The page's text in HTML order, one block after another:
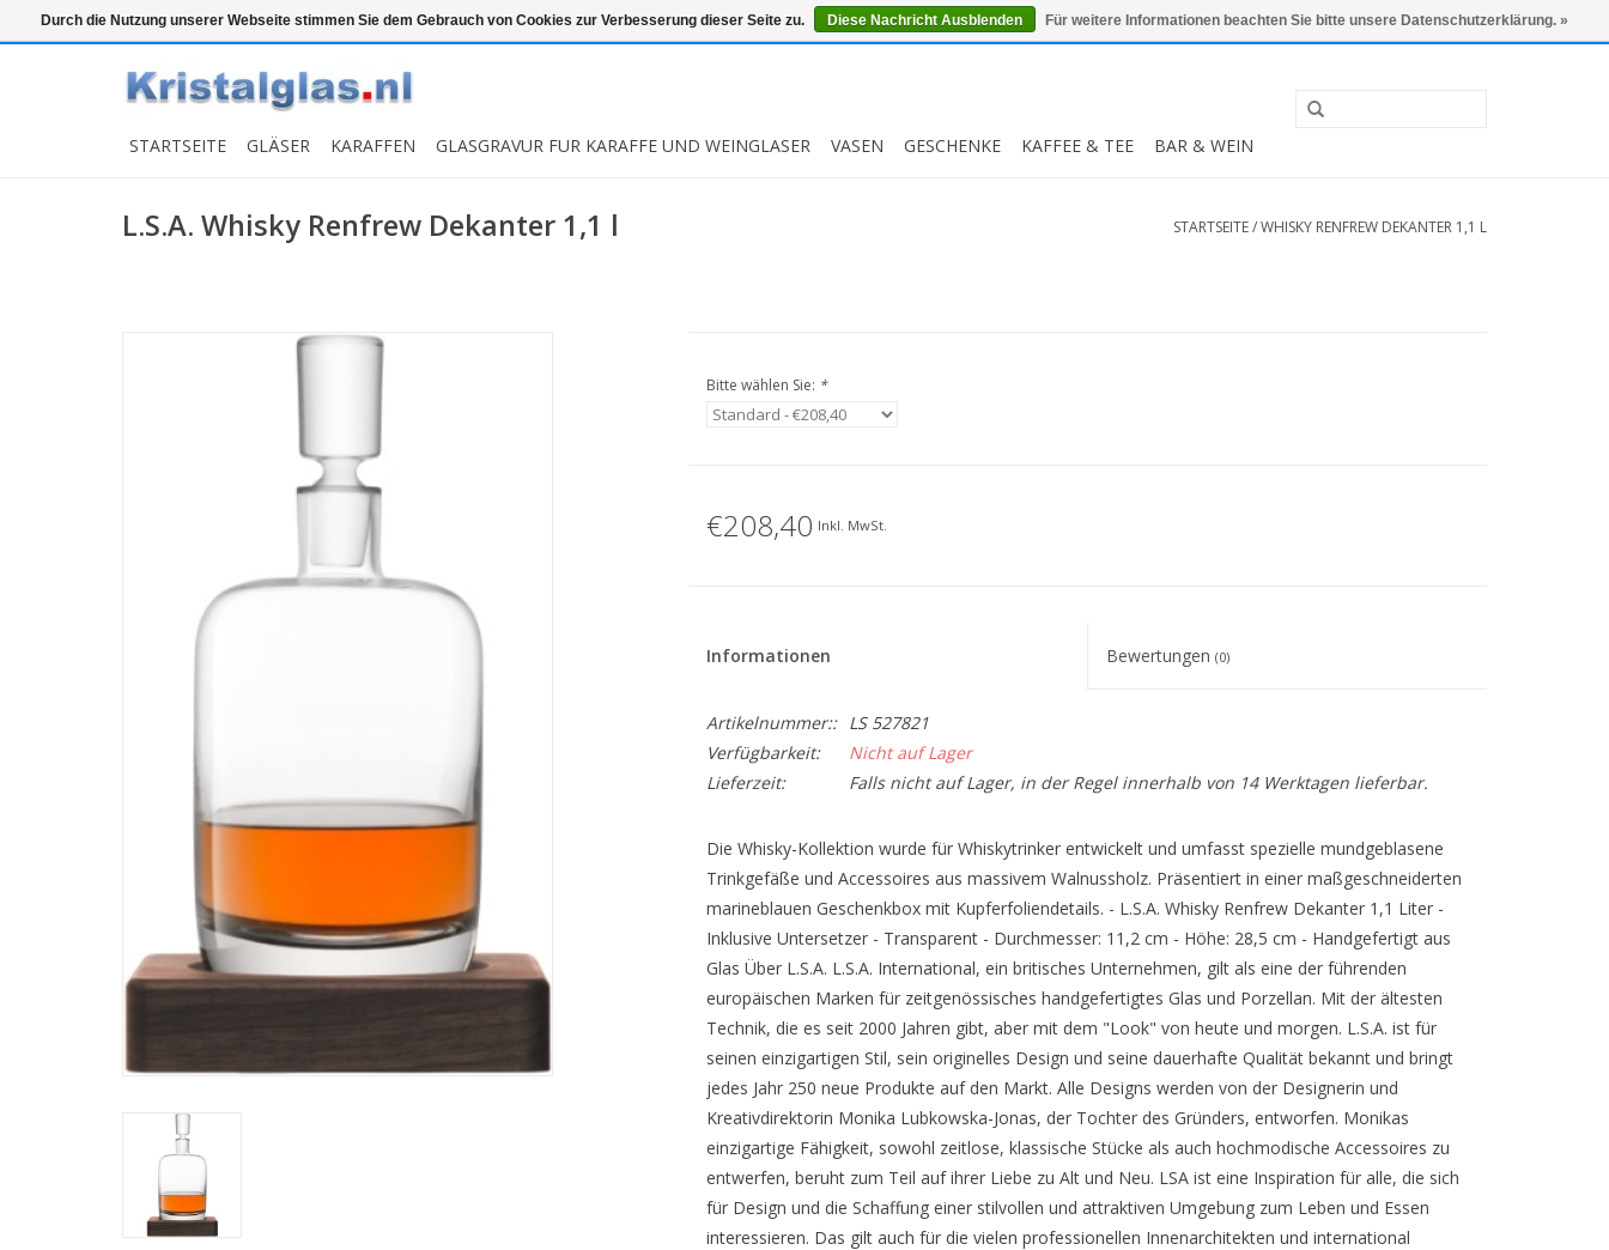
Top klasse Snelle levering Graveren 0 Artikel - €0,00 Mein Konto / Kundenkonto anlegen
STARTSEITE GLÄSER KARAFFEN GLASGRAVUR FUR KARAFFE UND WEINGLASER VASEN GESCHENKE KAFFEE & TEE BAR & WEIN
L.S.A. Whisky Renfrew Dekanter 1,1 l STARTSEITE/WHISKY RENFREW DEKANTER 1,1 L
Bitte wählen Sie: *
€208,40 Inkl. MwSt.
Informationen Bewertungen(0)
Artikelnummer::
LS 527821
Verfügbarkeit:
Nicht auf Lager
Lieferzeit:
Falls nicht auf Lager, in der Regel innerhalb von 14 Werktagen lieferbar.
Die Whisky-Kollektion wurde für Whiskytrinker entwickelt und umfasst spezielle mundgeblasene
Trinkgefäße und Accessoires aus massivem Walnussholz. Präsentiert in einer maßgeschneiderten
marineblauen Geschenkbox mit Kupferfoliendetails. - L.S.A. Whisky Renfrew Dekanter 1,1 Liter -
Inklusive Untersetzer - Transparent - Durchmesser: 11,2 cm - Höhe: 28,5 cm - Handgefertigt aus
Glas Über L.S.A. L.S.A. International, ein britisches Unternehmen, gilt als eine der führenden
europäischen Marken für zeitgenössisches handgefertigtes Glas und Porzellan. Mit der ältesten
Technik, die es seit 2000 Jahren gibt, aber mit dem "Look" von heute und morgen. L.S.A. ist für
seinen einzigartigen Stil, sein originelles Design und seine dauerhafte Qualität bekannt und bringt
jedes Jahr 250 neue Produkte auf den Markt. Alle Designs werden von der Designerin und
Kreativdirektorin Monika Lubkowska-Jonas, der Tochter des Gründers, entworfen. Monikas
einzigartige Fähigkeit, sowohl zeitlose, klassische Stücke als auch hochmodische Accessoires zu
entwerfen, beruht zum Teil auf ihrer Liebe zu Alt und Neu. LSA ist eine Inspiration für alle, die sich
für Design und die Schaffung einer stilvollen und attraktiven Umgebung zum Leben und Essen
interessieren. Das gilt auch für die vielen professionellen Innenarchitekten und international
Durch die Nutzung unserer Webseite stimmen Sie dem Gebrauch von Cookies zur Verbesserung dieser Seite zu. Diese Nachricht Ausblenden Für weitere Informationen beachten Sie bitte unsere Datenschutzerklärung. »